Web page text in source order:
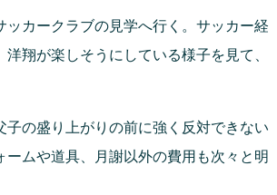
カークラブの見学へ行く。サッカー経
翔が楽しそうにしている様子を見て、
の盛り上がりの前に強く反対できない
ムや道具、月謝以外の費用も次々と明